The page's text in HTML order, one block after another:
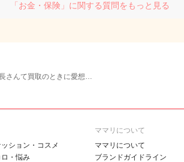
「お金・保険」に関する質問をもっと見る
さんて買取のときに愛想…
ッション・コスメ
ロ・悩み
ママリについて
ママリについて
ブランドガイドライン